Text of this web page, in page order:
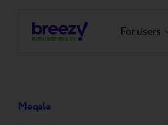
For users
Məqalə